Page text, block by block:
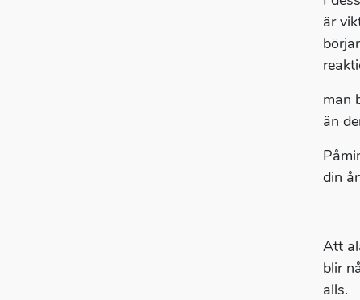
är
man
än
din
Att
blir
alls.